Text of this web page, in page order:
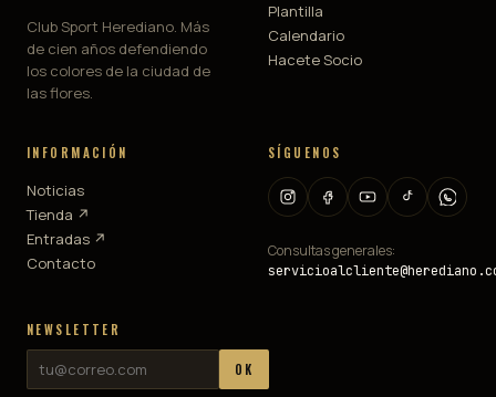
Club Sport Herediano. Más
de cien años defendiendo
los colores de la ciudad de
las flores.
Plantilla
Calendario
Hacete Socio
INFORMACIÓN
Noticias
Tienda ↗
Entradas ↗
Contacto
SÍGUENOS
Consultas generales:
NEWSLETTER
OK